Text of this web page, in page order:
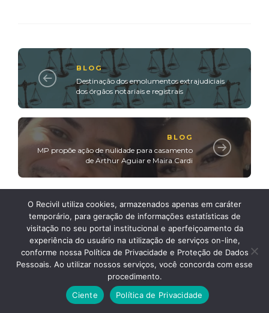
BLOG
Destinação dos emolumentos extrajudiciais
dos órgãos notariais e registrais
BLOG
MP propõe ação de nulidade para casamento
de Arthur Aguiar e Maira Cardi
Posts relacionados
Recivil atende moradores carentes na
O Recivil utiliza cookies, armazenados apenas em caráter
temporário, para geração de informações estatísticas de
visitação no seu portal institucional e aperfeiçoamento da
experiência do usuário na utilização de serviços on-line,
conforme nossa Política de Privacidade e Proteção de Dados
Pessoais. Ao utilizar nossos serviços, você concorda com esse
procedimento.
Ciente
Política de Privacidade